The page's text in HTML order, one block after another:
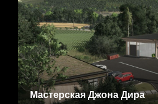
Мастерская Джона Дира